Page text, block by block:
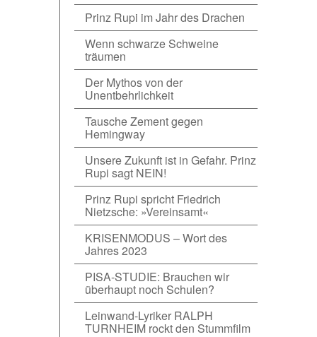
Prinz Rupi im Jahr des Drachen
Wenn schwarze Schweine
träumen
Der Mythos von der
Unentbehrlichkeit
Tausche Zement gegen
Hemingway
Unsere Zukunft ist in Gefahr. Prinz
Rupi sagt NEIN!
Prinz Rupi spricht Friedrich
Nietzsche: »Vereinsamt«
KRISENMODUS – Wort des
Jahres 2023
PISA-STUDIE: Brauchen wir
überhaupt noch Schulen?
Leinwand-Lyriker RALPH
TURNHEIM rockt den Stummfilm